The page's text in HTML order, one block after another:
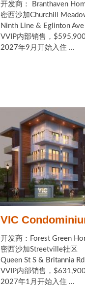
开发商： Branthaven
密西沙加Churchill
Ninth Line & Eglinton
VVIP内部销售，
2027年9月开始入住 ...
VIC
开发商：Forest Green
密西沙加Streetville社区
Queen St S & Britannia
VVIP内部销售，
2027年1月开始入住 ...